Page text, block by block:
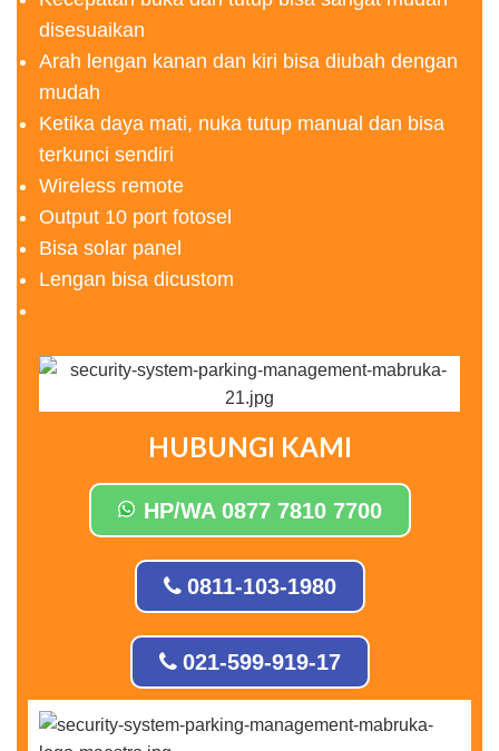
disesuaikan
Arah lengan kanan dan kiri bisa diubah dengan
mudah
Ketika daya mati, nuka tutup manual dan bisa
terkunci sendiri
Wireless remote
Output 10 port fotosel
Bisa solar panel
Lengan bisa dicustom
HUBUNGI KAMI
HP/WA 0877 7810 7700
0811-103-1980
021-599-919-17